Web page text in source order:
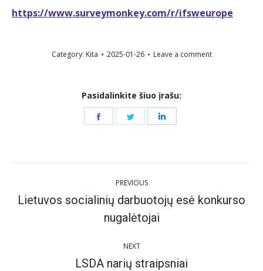
https://www.surveymonkey.com/r/ifsweurope
Category: Kita 2025-01-26 Leave a comment
Pasidalinkite šiuo įrašu:
Share
Share
navigation
PREVIOUS
Previous
post:
Lietuvos socialinių darbuotojų esė konkurso
nugalėtojai
NEXT
Next
LSDA narių straipsniai